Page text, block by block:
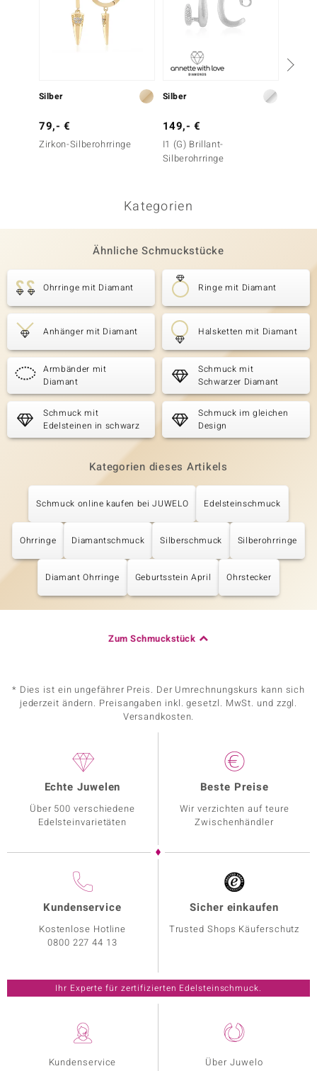
Silber
79,- €
Zirkon-Silberohrringe
Silber
149,- €
I1 (G) Brillant-
Silberohrringe
Kategorien
Ähnliche Schmuckstücke
Ohrringe mit Diamant Ringe mit Diamant
Anhänger mit Diamant Halsketten mit Diamant
Armbänder mit
Diamant
Schmuck mit
Schwarzer Diamant
Schmuck mit
Edelsteinen in schwarz
Schmuck im gleichen
Design
Kategorien dieses Artikels
Schmuck online kaufen bei JUWELO Edelsteinschmuck
Ohrringe Diamantschmuck Silberschmuck Silberohrringe
Diamant Ohrringe Geburtsstein April Ohrstecker
Zum Schmuckstück
* Dies ist ein ungefährer Preis. Der Umrechnungskurs kann sich
jederzeit ändern. Preisangaben inkl. gesetzl. MwSt. und zzgl.
Versandkosten.
Kundenservice
Über Juwelo
Echte Juwelen
Über 500 verschiedene
Edelsteinvarietäten
Beste Preise
Wir verzichten auf teure
Zwischenhändler
Kundenservice
Kostenlose Hotline
0800 227 44 13
Sicher einkaufen
Trusted Shops Käuferschutz
Ihr Experte für zertifizierten Edelsteinschmuck.